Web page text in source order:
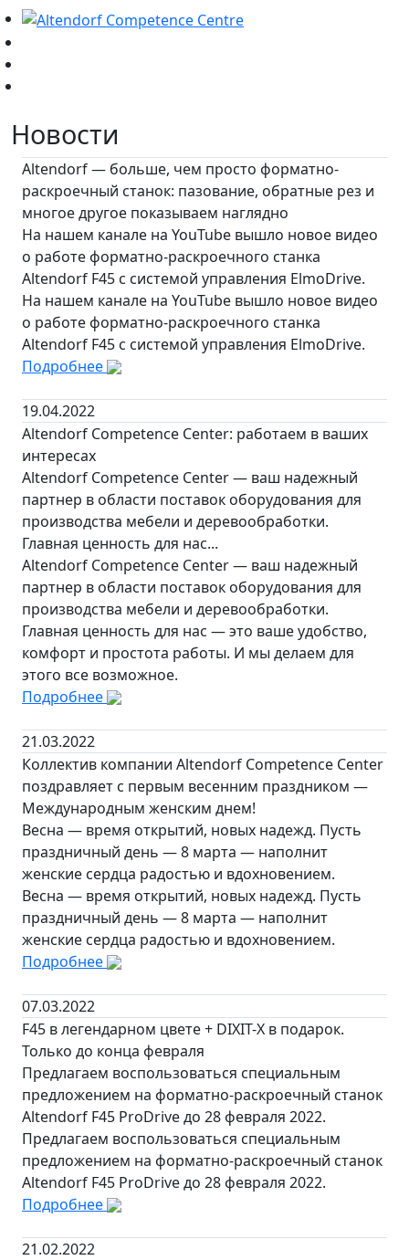
Новости
Altendorf — больше, чем просто форматно-
раскроечный станок: пазование, обратные рез и
многое другое показываем наглядно
На нашем канале на YouTube вышло новое видео
о работе форматно-раскроечного станка
Altendorf F45 с системой управления ElmoDrive.
На нашем канале на YouTube вышло новое видео
о работе форматно-раскроечного станка
Altendorf F45 с системой управления ElmoDrive.
Подробнее
19.04.2022
Altendorf Competence Center: работаем в ваших
интересах
Altendorf Competence Center — ваш надежный
партнер в области поставок оборудования для
производства мебели и деревообработки.
Главная ценность для нас...
Altendorf Competence Center — ваш надежный
партнер в области поставок оборудования для
производства мебели и деревообработки.
Главная ценность для нас — это ваше удобство,
комфорт и простота работы. И мы делаем для
этого все возможное.
Подробнее
21.03.2022
Коллектив компании Altendorf Competence Center
поздравляет с первым весенним праздником —
Международным женским днем!
Весна — время открытий, новых надежд. Пусть
праздничный день — 8 марта — наполнит
женские сердца радостью и вдохновением.
Весна — время открытий, новых надежд. Пусть
праздничный день — 8 марта — наполнит
женские сердца радостью и вдохновением.
Подробнее
07.03.2022
F45 в легендарном цвете + DIXIT-X в подарок.
Только до конца февраля
Предлагаем воспользоваться специальным
предложением на форматно-раскроечный станок
Altendorf F45 ProDrive до 28 февраля 2022.
Предлагаем воспользоваться специальным
предложением на форматно-раскроечный станок
Altendorf F45 ProDrive до 28 февраля 2022.
Подробнее
21.02.2022